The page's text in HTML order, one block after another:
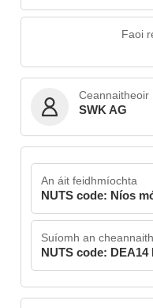
Faoi
Ceannaitheoir
SWK AG
An áit feidhmíochta
NUTS code: Níos
Suíomh an
NUTS code: